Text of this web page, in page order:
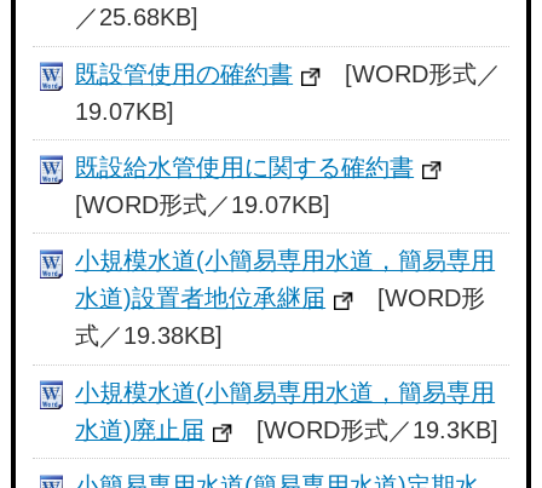
／25.68KB]
既設管使用の確約書
[WORD形式／
19.07KB]
既設給水管使用に関する確約書
[WORD形式／19.07KB]
小規模水道(小簡易専用水道，簡易専用
水道)設置者地位承継届
[WORD形
式／19.38KB]
小規模水道(小簡易専用水道，簡易専用
水道)廃止届
[WORD形式／19.3KB]